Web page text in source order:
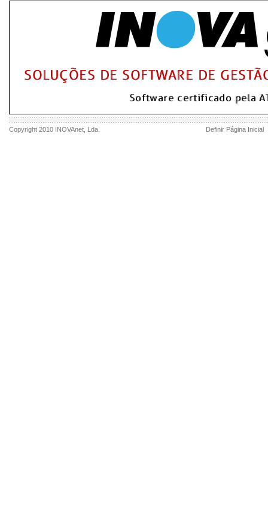
Copyright 2010 INOVAnet , Lda. Definir Página Inicial